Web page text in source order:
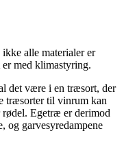
alle materialer er
med klimastyring.
det være i en træsort, der
træsorter til vinrum kan
Egetræ er derimod
og garvesyredampene